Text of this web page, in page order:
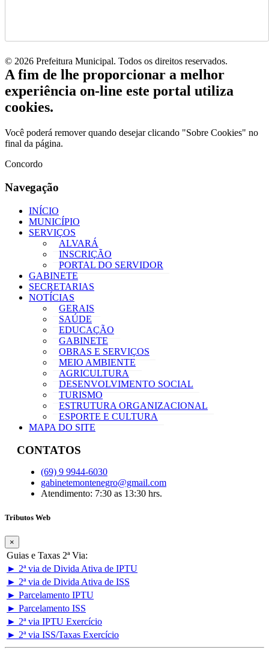
© 2026 Prefeitura Municipal. Todos os direitos reservados.
A fim de lhe proporcionar a melhor
experiência on-line este portal utiliza
cookies.
Você poderá remover quando desejar clicando "Sobre Cookies" no
final da página.
Concordo
Navegação
INÍCIO
MUNICÍPIO
SERVIÇOS
ALVARÁ
INSCRIÇÃO
PORTAL DO SERVIDOR
GABINETE
SECRETARIAS
NOTÍCIAS
GERAIS
SAÚDE
EDUCAÇÃO
GABINETE
OBRAS E SERVIÇOS
MEIO AMBIENTE
AGRICULTURA
DESENVOLVIMENTO SOCIAL
TURISMO
ESTRUTURA ORGANIZACIONAL
ESPORTE E CULTURA
MAPA DO SITE
CONTATOS
(69) 9 9944-6030
gabinetemontenegro@gmail.com
Atendimento: 7:30 as 13:30 hrs.
Tributos Web
×
Guias e Taxas 2ª Via:
► 2ª via de Divida Ativa de IPTU
► 2ª via de Divida Ativa de ISS
► Parcelamento IPTU
► Parcelamento ISS
► 2ª via IPTU Exercício
► 2ª via ISS/Taxas Exercício